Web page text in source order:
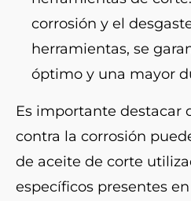
corrosión y el
herramientas, se
óptimo y una mayor
Es importante destacar
contra la corrosión
de aceite de corte
específicos presentes